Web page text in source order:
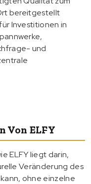
bereitgestellt
Investitionen in
und
ELFY
ELFY liegt darin,
Veränderung des
ohne einzelne